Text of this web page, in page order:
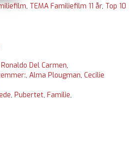
, TEMA Familiefilm 11 år, Top 10
Ronaldo Del Carmen,
, Alma Plougman, Cecilie
, Pubertet, Familie,